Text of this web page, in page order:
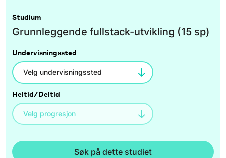
Studium
Grunnleggende fullstack-utvikling (15 sp)
Undervisningssted
Heltid/Deltid
Søk på dette studiet